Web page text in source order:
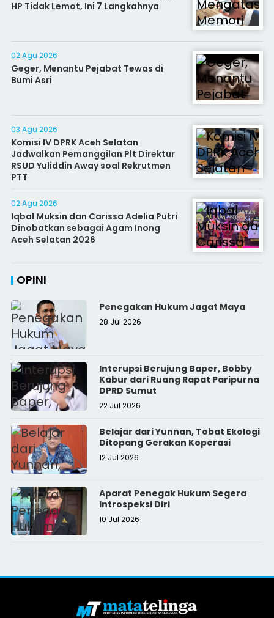
HP Tidak Lemot, Ini 7 Langkahnya
02 Agu 2026
Geger, Menantu Pejabat Tewas di
Bumi Asri
03 Agu 2026
Komisi IV DPRK Aceh Selatan
Jadwalkan Pemanggilan Plt Direktur
RSUD Yuliddin Away soal Rekrutmen
PTT
02 Agu 2026
Iqbal Muksin dan Carissa Adelia Putri
Dinobatkan sebagai Agam Inong
Aceh Selatan 2026
OPINI
Penegakan Hukum Jagat Maya
28 Jul 2026
Interupsi Berujung Baper, Bobby
Kabur dari Ruang Rapat Paripurna
DPRD Sumut
22 Jul 2026
Belajar dari Yunnan, Tobat Ekologi
Ditopang Gerakan Koperasi
12 Jul 2026
Aparat Penegak Hukum Segera
Introspeksi Diri
10 Jul 2026